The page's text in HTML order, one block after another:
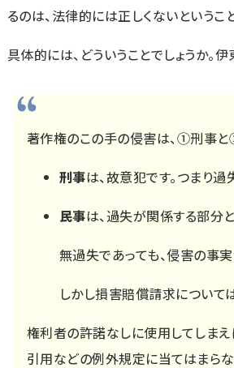
るのは、法律的には正しくないというこ
具体的には、どういうことでしょうか。
著作権のこの手の侵害は、①刑事と
刑事は、故意犯です。つまり
民事は、過失が関係する部分
無過失であっても、侵害の事
しかし損害賠償請求について
権利者の許諾なしに使用してしまえ
引用などの例外規定に当てはまらな